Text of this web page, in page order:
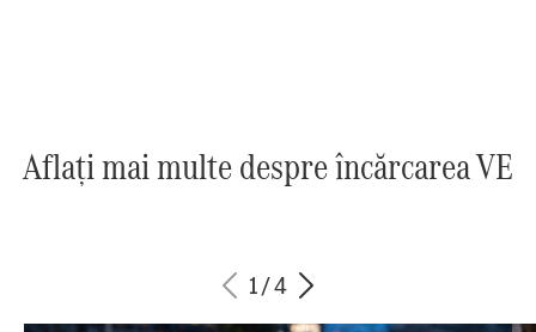
Aflați mai multe despre încărcarea VE
1/4